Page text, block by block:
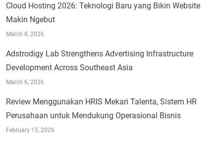
Cloud Hosting 2026: Teknologi Baru yang Bikin Website
Makin Ngebut
March 8, 2026
Adstrodigy Lab Strengthens Advertising Infrastructure
Development Across Southeast Asia
March 6, 2026
Review Menggunakan HRIS Mekari Talenta, Sistem HR
Perusahaan untuk Mendukung Operasional Bisnis
February 15, 2026